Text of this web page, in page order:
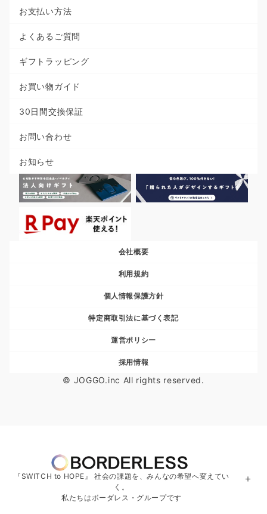
お支払い方法
よくあるご質問
ギフトラッピング
お買い物ガイド
30日間交換保証
お問い合わせ
お知らせ
会社概要
利用規約
個人情報保護方針
特定商取引法に基づく表記
運営ポリシー
採用情報
© JOGGO.inc All rights reserved.
『SWITCH to HOPE』 社会の課題を、みんなの希望へ変えてい
く。
私たちはボーダレス・グループです
＋